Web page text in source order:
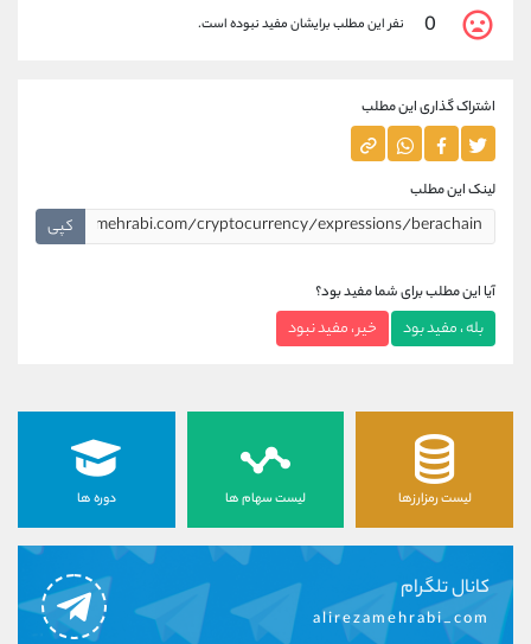
0 نفر این مطلب برایشان مفید نبوده است.
اشتراک گذاری این مطلب
لینک این مطلب
کپی
آیا این مطلب برای شما مفید بود؟
بله ، مفید بود خیر ، مفید نبود
لیست رمزارزها لیست سهام ها دوره ها
کانال تلگرام
alirezamehrabi_com